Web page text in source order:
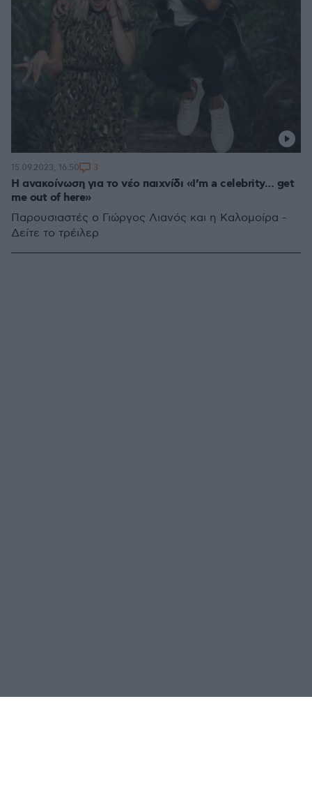
Η ανακοίνωση για το νέο παιχνίδι «I’m a celebrity… get
me out of here»
Παρουσιαστές ο Γιώργος Λιανός και η Καλομοίρα -
Δείτε το τρέιλερ
15.09.2023, 16:50 3